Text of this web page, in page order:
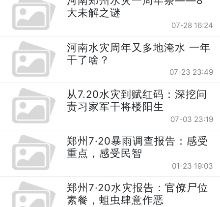
大未解之谜
07-28 16:24
河南水灾周年又多地淹水 一年
干了啥？
07-23 23:49
从7.20水灾到赋红码：深挖问
责习家军干将楼阳生
07-03 23:19
郑州7·20暴雨调查报告：感受
重点，感受民智
01-23 19:03
郑州7·20水灾报告：官僚尸位
素餐，蛆虫肆意作恶